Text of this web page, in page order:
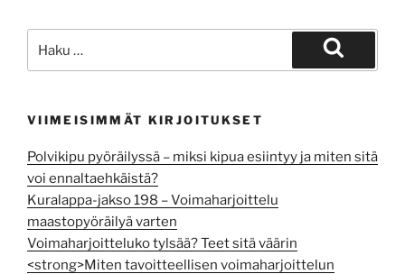
Haku
VIIMEISIMMÄT KIRJOITUKSET
Polvikipu pyöräilyssä – miksi kipua esiintyy ja miten sitä
voi ennaltaehkäistä?
Kuralappa-jakso 198 – Voimaharjoittelu
maastopyöräilyä varten
Voimaharjoitteluko tylsää? Teet sitä väärin
<strong>Miten tavoitteellisen voimaharjoittelun